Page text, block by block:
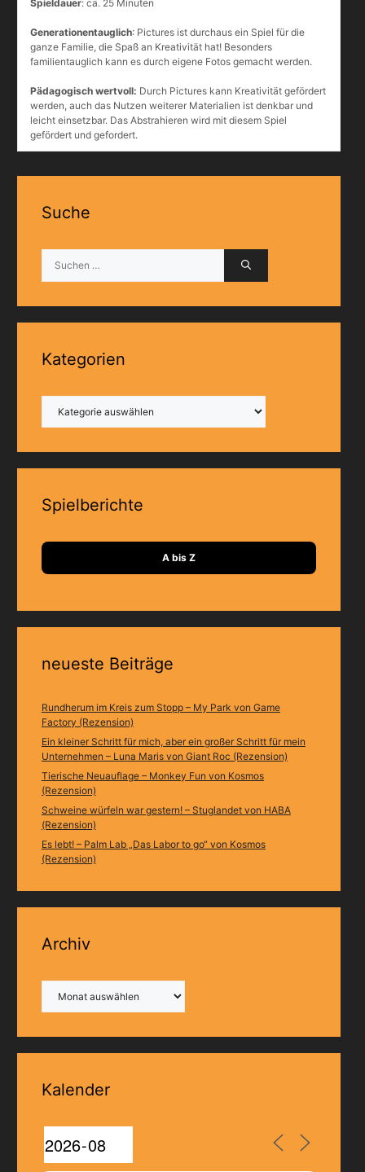
Spieldauer: ca. 25 Minuten
Generationentauglich: Pictures ist durchaus ein Spiel für die
ganze Familie, die Spaß an Kreativität hat! Besonders
familientauglich kann es durch eigene Fotos gemacht werden.
Pädagogisch wertvoll: Durch Pictures kann Kreativität gefördert
werden, auch das Nutzen weiterer Materialien ist denkbar und
leicht einsetzbar. Das Abstrahieren wird mit diesem Spiel
gefördert und gefordert.
Suche
nach:
Kategorien
Spielberichte
A bis Z
neueste Beiträge
Rundherum im Kreis zum Stopp – My Park von Game
Factory (Rezension)
Ein kleiner Schritt für mich, aber ein großer Schritt für mein
Unternehmen – Luna Maris von Giant Roc (Rezension)
Tierische Neuauflage – Monkey Fun von Kosmos
(Rezension)
Schweine würfeln war gestern! – Stuglandet von HABA
(Rezension)
Es lebt! – Palm Lab „Das Labor to go“ von Kosmos
(Rezension)
Archiv
Kalender